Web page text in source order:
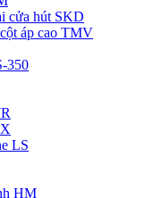
cửa hút SKD
áp cao TMV
350
LS
HM